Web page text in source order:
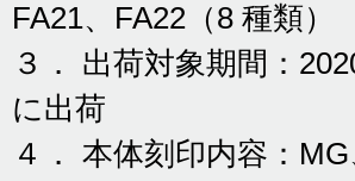
FA21、FA22（8 種類）
３． 出荷対象期間：
に出荷
４． 本体刻印内容：